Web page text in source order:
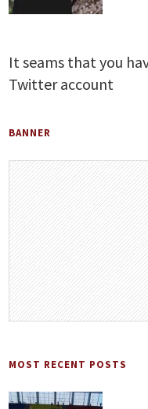
It seams that you
Twitter account
BANNER
MOST RECENT POSTS